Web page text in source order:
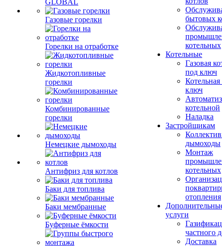
GLOBAL
Газовые горелки
Горелки на отработке
Жидкотопливные
горелки
Комбинированные
горелки
Немецкие дымоходы
Антифриз для котлов
Баки для топлива
Баки мембранные
Буферные ёмкости
бытовых
котельных
Котельные
Газовая
под ключ
ключ
котельной
Наладка
Застройщикам
дымоходы
Монтаж
котельных
отопления
услуги
частного
Доставка